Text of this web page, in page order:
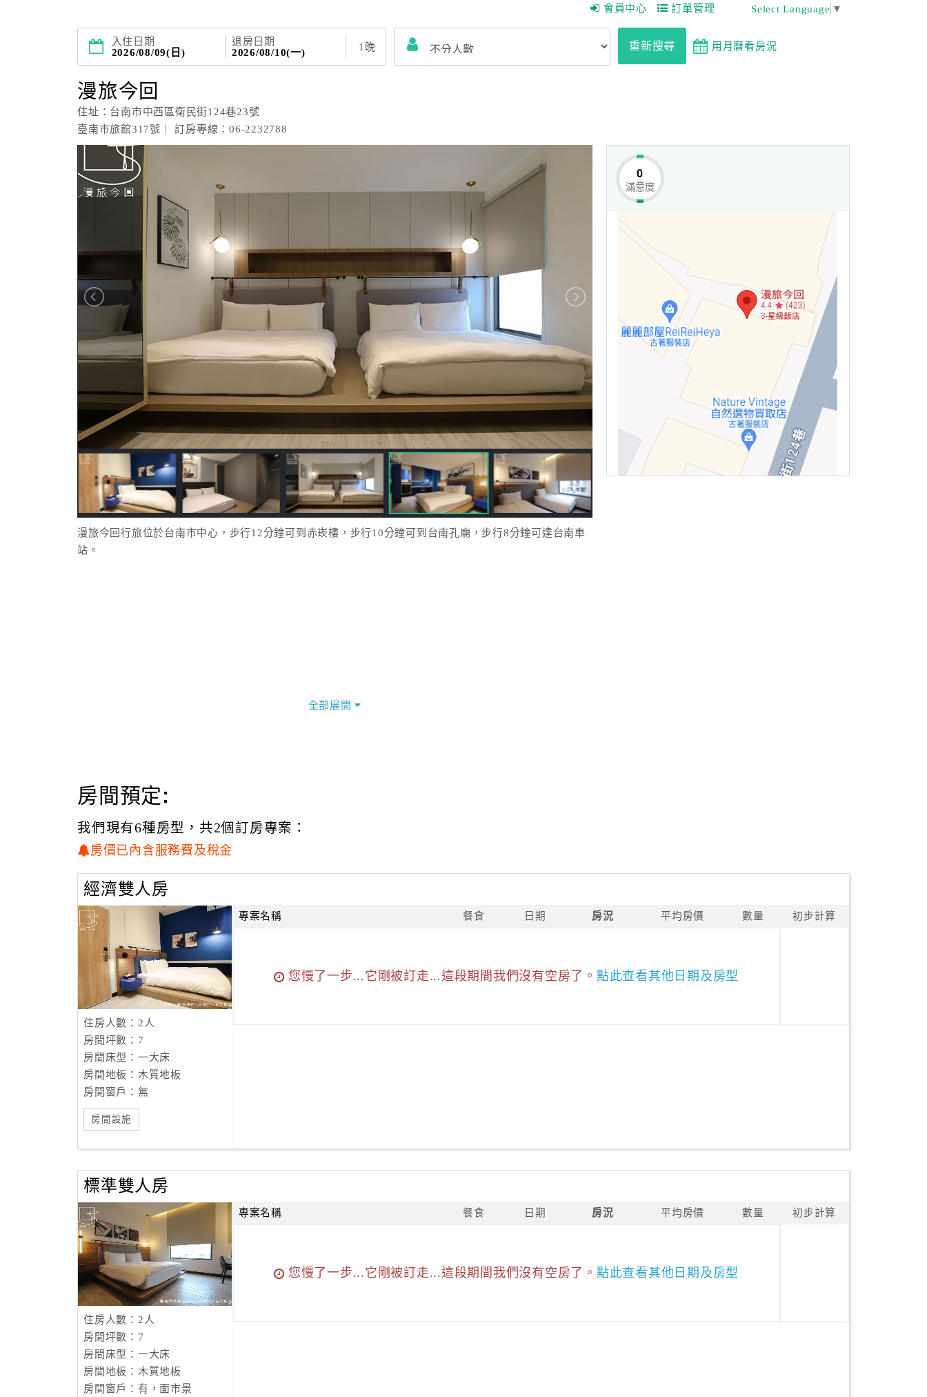
會員中心 訂單管理 Select Language ▼
入住日期
2026/08/09(日)
退房日期
2026/08/10(一)
1 晚 重新搜尋 用月曆看房況
漫旅今回
住址：台南市中西區衛民街124巷23號
臺南市旅館317號｜ 訂房專線：06-2232788
漫旅今回行旅位於台南市中心，步行12分鐘可到赤崁樓，步行10分鐘可到台南孔廟，步行8分鐘可達台南車
站。
全部展開
0
滿意度
房間預定:
我們現有6種房型，共2個訂房專案：
房價已內含服務費及稅金
經濟雙人房
住房人數：2人
房間坪數：7
房間床型：一大床
房間地板：木質地板
房間窗戶：無
房間設施
專案名稱 餐食 日期 房況 平均房價 數量 初步計算
您慢了一步...它剛被訂走...這段期間我們沒有空房了。 點此查看其他日期及房型
標準雙人房
住房人數：2人
房間坪數：7
房間床型：一大床
房間地板：木質地板
房間窗戶：有，面市景
專案名稱 餐食 日期 房況 平均房價 數量 初步計算
您慢了一步...它剛被訂走...這段期間我們沒有空房了。 點此查看其他日期及房型